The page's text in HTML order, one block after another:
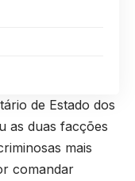
de Estado dos
as duas facções
mais
comandar